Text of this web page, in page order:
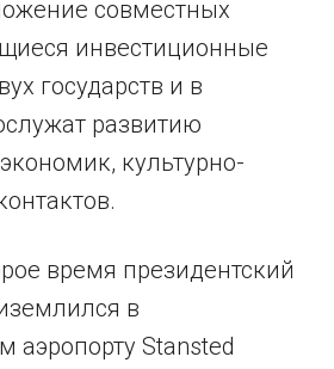
совместных
инвестиционные
государств и в
развитию
культурно-
время президентский
в
аэропорту Stansted